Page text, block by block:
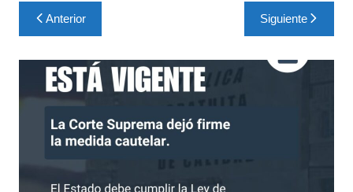
Navegación
de
entradas
Anterior Siguiente